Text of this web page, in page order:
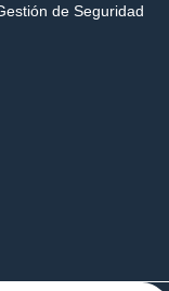
de Seguridad